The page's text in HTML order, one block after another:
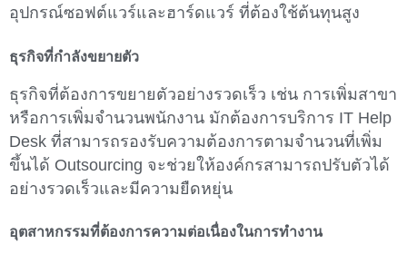
อุปกรณ์ซอฟต์แวร์และฮาร์ดแวร์ ที่ต้องใช้ต้นทุนสูง
ธุรกิจที่กำลังขยายตัว
ธุรกิจที่ต้องการขยายตัวอย่างรวดเร็ว เช่น การเพิ่มสาขา
หรือการเพิ่มจำนวนพนักงาน มักต้องการบริการ IT Help
Desk ที่สามารถรองรับความต้องการตามจำนวนที่เพิ่ม
ขึ้นได้ Outsourcing จะช่วยให้องค์กรสามารถปรับตัวได้
อย่างรวดเร็วและมีความยืดหยุ่น
อุตสาหกรรมที่ต้องการความต่อเนื่องในการทำงาน